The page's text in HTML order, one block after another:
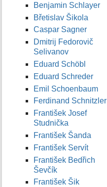
Benjamin Schlayer
Břetislav Šikola
Caspar Sagner
Dmitrij Fedorovič
Selivanov
Eduard Schöbl
Eduard Schreder
Emil Schoenbaum
Ferdinand Schnitzler
František Josef
Studnička
František Šanda
František Servít
František Bedřich
Ševčík
František Šik